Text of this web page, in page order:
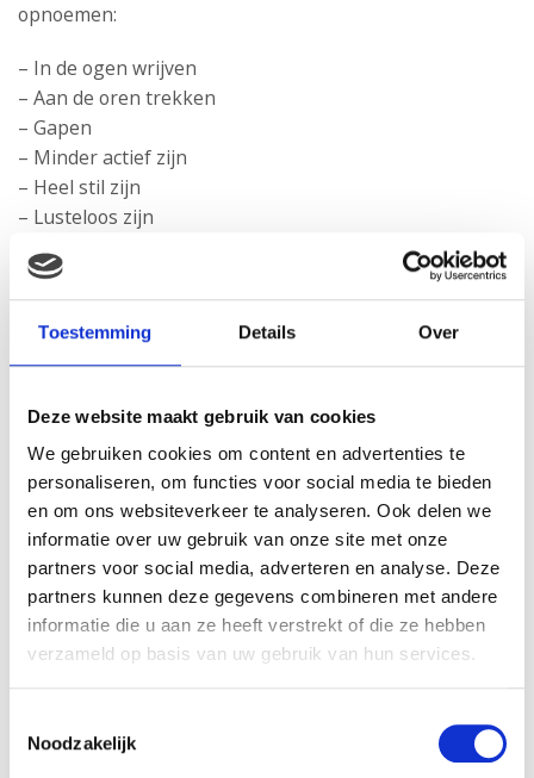
Toestemming Details Over
Deze website maakt gebruik van cookies
We gebruiken cookies om content en advertenties te
personaliseren, om functies voor social media te bieden
en om ons websiteverkeer te analyseren. Ook delen we
informatie over uw gebruik van onze site met onze
partners voor social media, adverteren en analyse. Deze
partners kunnen deze gegevens combineren met andere
informatie die u aan ze heeft verstrekt of die ze hebben
verzameld op basis van uw gebruik van hun services.
Noodzakelijk
opnoemen:
– In de ogen wrijven
– Aan de oren trekken
– Gapen
– Minder actief zijn
– Heel stil zijn
– Lusteloos zijn
– Voor zich uit staren, geen interesse hebben in
bijvoorbeeld speelgoed
– Zeuren, jammeren
– Niet zo goed uitkijken, daardoor makkelijk stoten,
vallen, etc.
Er zijn er natuurlijk nog veel meer en daarom is het
ontzettend belangrijk om heel goed op je kind te letten.
“Je kind geeft tijdens het
spelen eigenlijk al aan dat
hij er even genoeg van